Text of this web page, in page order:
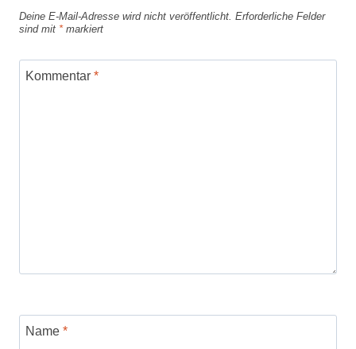
Deine E-Mail-Adresse wird nicht veröffentlicht. Erforderliche Felder
sind mit *markiert
Kommentar *
Name *